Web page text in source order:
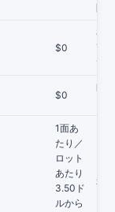
開
$0
初
高
で
$0
即
1面あ
たり／
ロット
あたり
3.50ド
ルから
から